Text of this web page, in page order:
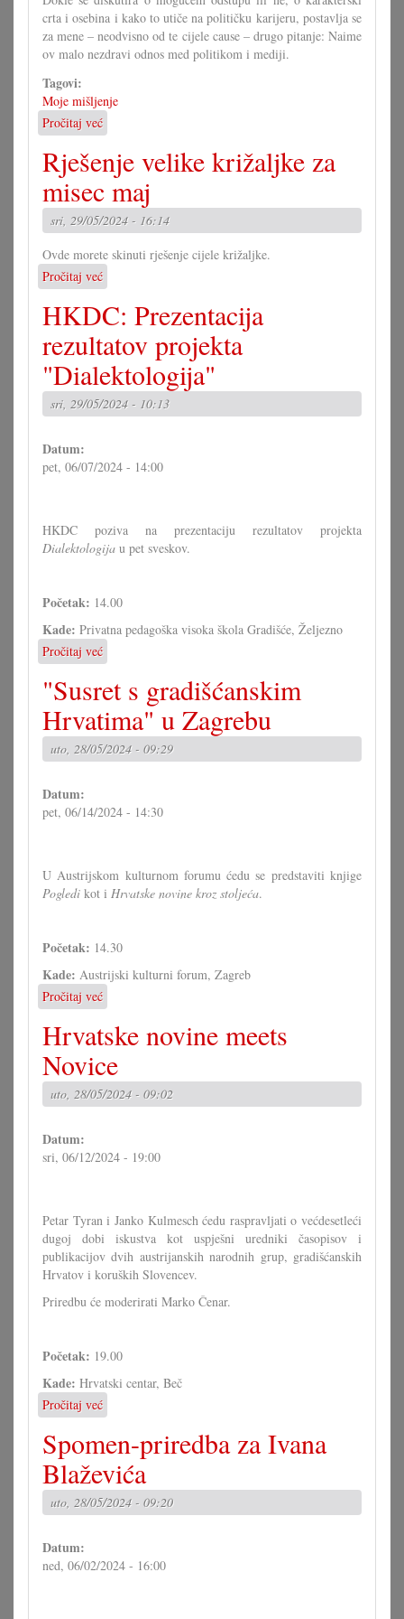
crta i osebina i kako to utiče na političku karijeru, postavlja se
za mene – neodvisno od te cijele cause – drugo pitanje: Naime
ov malo nezdravi odnos med politikom i mediji.
Tagovi:
Moje mišljenje
Pročitaj već
Mediji
u
politiki
Rješenje velike križaljke za
misec maj
sri, 29/05/2024 - 16:14
Ovde morete skinuti rješenje cijele križaljke.
Pročitaj već
Rješenje
velike
križaljke
za
misec
maj
HKDC: Prezentacija
rezultatov projekta
"Dialektologija"
sri, 29/05/2024 - 10:13
Datum:
pet, 06/07/2024 - 14:00
HKDC poziva na prezentaciju rezultatov projekta
Dialektologija u pet sveskov.
Početak: 14.00
Kade: Privatna pedagoška visoka škola Gradišće, Željezno
Pročitaj već
HKDC:
Prezentacija
rezultatov
projekta
"Dialektologija"
"Susret s gradišćanskim
Hrvatima" u Zagrebu
uto, 28/05/2024 - 09:29
Datum:
pet, 06/14/2024 - 14:30
U Austrijskom kulturnom forumu ćedu se predstaviti knjige
Pogledi kot i Hrvatske novine kroz stoljeća.
Početak: 14.30
Kade: Austrijski kulturni forum, Zagreb
Pročitaj već
"Susret
s
gradišćanskim
Hrvatima"
u
Zagrebu
Hrvatske novine meets
Novice
uto, 28/05/2024 - 09:02
Datum:
sri, 06/12/2024 - 19:00
Petar Tyran i Janko Kulmesch ćedu raspravljati o većdesetleći
dugoj dobi iskustva kot uspješni uredniki časopisov i
publikacijov dvih austrijanskih narodnih grup, gradišćanskih
Hrvatov i koruških Slovencev.
Priredbu će moderirati Marko Čenar.
Početak: 19.00
Kade: Hrvatski centar, Beč
Pročitaj već
Hrvatske
novine
meets
Novice
Spomen-priredba za Ivana
Blaževića
uto, 28/05/2024 - 09:20
Datum:
ned, 06/02/2024 - 16:00